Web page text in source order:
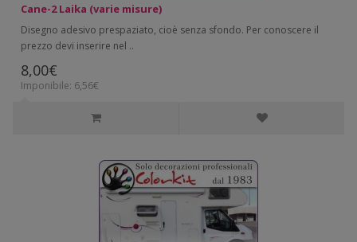
Cane-2 Laika (varie misure)
Disegno adesivo prespaziato, cioè senza sfondo. Per conoscere il
prezzo devi inserire nel ..
8,00€
Imponibile: 6,56€